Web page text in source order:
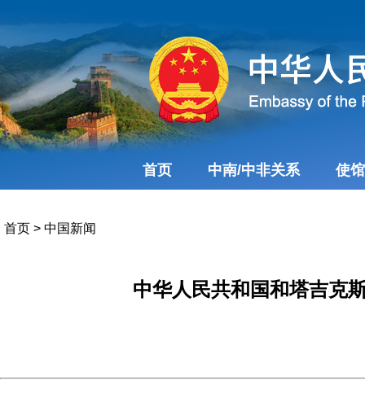
首页 中南/中非关系 使
首页 > 中国新闻
中华人民共和国和塔吉克